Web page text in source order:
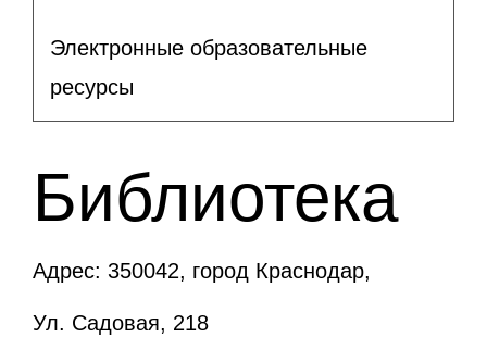
Электронные образовательные
ресурсы
Библиотека
Адрес: 350042, город Краснодар,
Ул. Садовая, 218